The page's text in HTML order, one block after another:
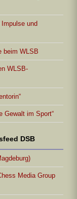
und
beim WLSB
WLSB-
Gewalt im Sport“
DSB
Media Group